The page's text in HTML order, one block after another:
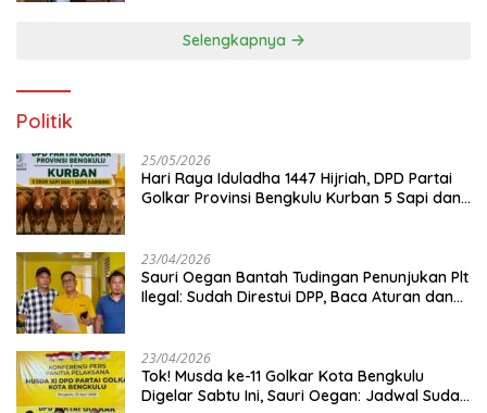
Selengkapnya
Politik
25/05/2026
Hari Raya Iduladha 1447 Hijriah, DPD Partai
Golkar Provinsi Bengkulu Kurban 5 Sapi dan 1
23/04/2026
Sauri Oegan Bantah Tudingan Penunjukan Plt
Ilegal: Sudah Direstui DPP, Baca Aturan dan
23/04/2026
‎Tok! Musda ke-11 Golkar Kota Bengkulu
Digelar Sabtu Ini, Sauri Oegan: Jadwal Sudah